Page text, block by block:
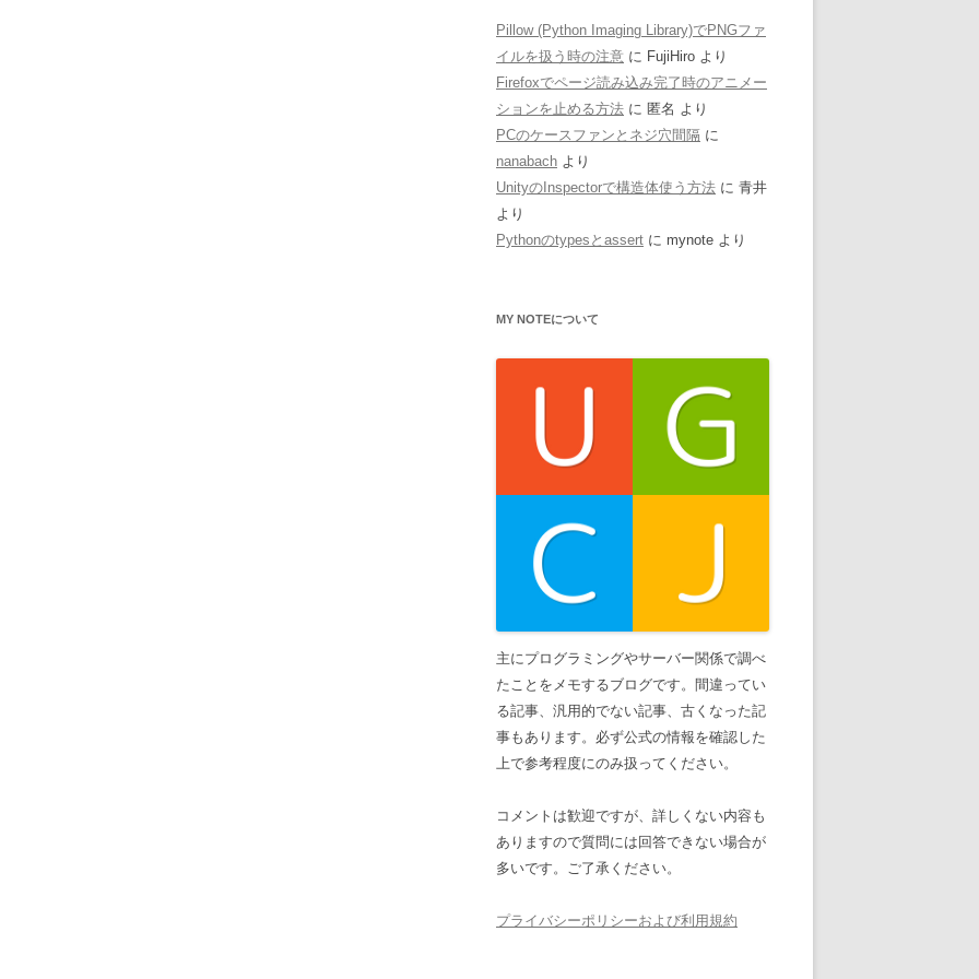
Pillow (Python Imaging Library)でPNGファ
イルを扱う時の注意 に FujiHiro より
Firefoxでページ読み込み完了時のアニメー
ションを止める方法 に 匿名 より
PCのケースファンとネジ穴間隔 に
nanabach より
UnityのInspectorで構造体使う方法 に 青井
より
Pythonのtypesとassert に mynote より
MY NOTEについて
主にプログラミングやサーバー関係で調べ
たことをメモするブログです。間違ってい
る記事、汎用的でない記事、古くなった記
事もあります。必ず公式の情報を確認した
上で参考程度にのみ扱ってください。
コメントは歓迎ですが、詳しくない内容も
ありますので質問には回答できない場合が
多いです。ご了承ください。
プライバシーポリシーおよび利用規約